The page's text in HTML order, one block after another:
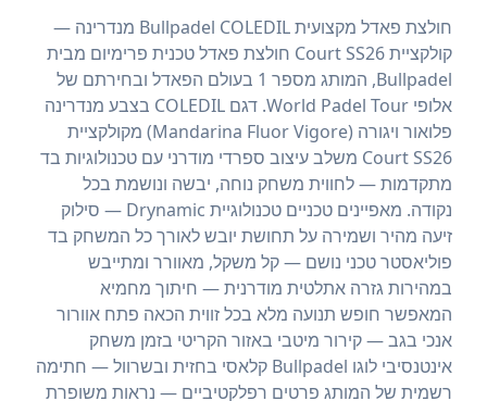
חולצת פאדל מקצועית Bullpadel COLEDIL מנדרינה —
קולקציית Court SS26 חולצת פאדל טכנית פרימיום מבית
Bullpadel, המותג מספר 1 בעולם הפאדל ובחירתם של
אלופי World Padel Tour. דגם COLEDIL בצבע מנדרינה
פלואור ויגורה (Mandarina Fluor Vigore) מקולקציית
Court SS26 משלב עיצוב ספרדי מודרני עם טכנולוגיות בד
מתקדמות — לחווית משחק נוחה, יבשה ונושמת בכל
נקודה. מאפיינים טכניים טכנולוגיית Drynamic — סילוק
זיעה מהיר ושמירה על תחושת יובש לאורך כל המשחק בד
פוליאסטר טכני נושם — קל משקל, מאוורר ומתייבש
במהירות גזרה אתלטית מודרנית — חיתוך מחמיא
המאפשר חופש תנועה מלא בכל זווית הכאה פתח אוורור
אנכי בגב — קירור מיטבי באזור הקריטי בזמן משחק
אינטנסיבי לוגו Bullpadel קלאסי בחזית ובשרוול — חתימה
רשמית של המותג פרטים רפלקטיביים — נראות משופרת